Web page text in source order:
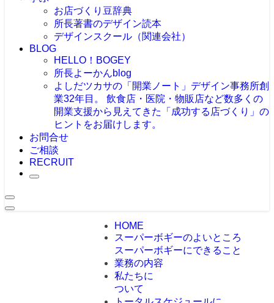
お店づくり豆辞典
所長著書のデザイン読本
デザインスクール（関連会社）
BLOG
HELLO！BOGEY
所長よーかんblog
よしだツカサの「開業ノート」 デザイン事務所創
業32年目。 飲食店・医院・物販店など数多くの
開業支援から見えてきた「成功する店づくり」の
ヒントをお届けします。
お問合せ
ご相談
RECRUIT
HOME
スーパーボギーのよいところ
スーパーボギーにできること
業務の内容
私たちに
ついて